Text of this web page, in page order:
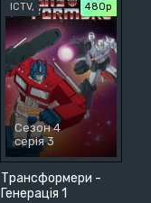
Трансформери -
Генерація 1
ICTV, 480р
Сезон 4
серія 3